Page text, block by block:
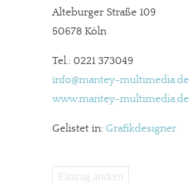
Alteburger Straße 109
50678 Köln
Tel.: 0221 373049
info@mantey-multimedia.de
www.mantey-multimedia.de
Gelistet in: Grafikdesigner
Eintrag ändern